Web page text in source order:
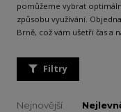
pomůžeme vybrat
způsobu využívání.
Brně, což vám ušetří čas a
Filtry
Nejnovější